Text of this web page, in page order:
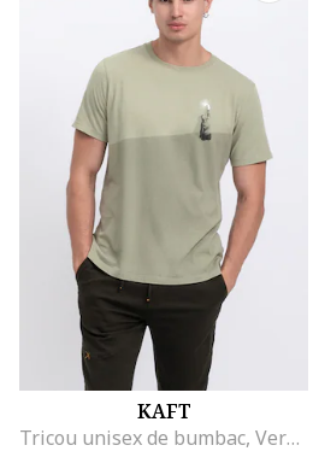
KAFT
Tricou unisex de bumbac, Verde pal